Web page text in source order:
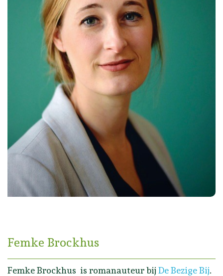
Femke Brockhus
Femke Brockhus is romanauteur bij De Bezige Bij.